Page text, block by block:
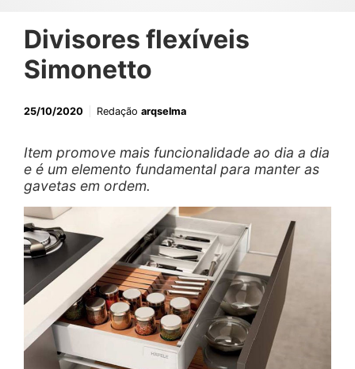
Divisores flexíveis
Simonetto
25/10/2020 Redação arqselma
Item promove mais funcionalidade ao dia a dia
e é um elemento fundamental para manter as
gavetas em ordem.